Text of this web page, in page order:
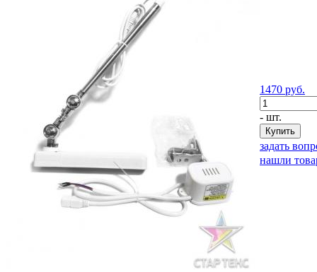
1470 руб.
- шт.
задать
нашли